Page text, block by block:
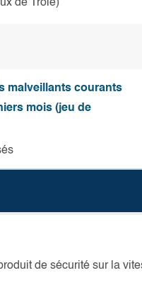
de Troie)
malveillants courants
mois (jeu de
de sécurité sur la